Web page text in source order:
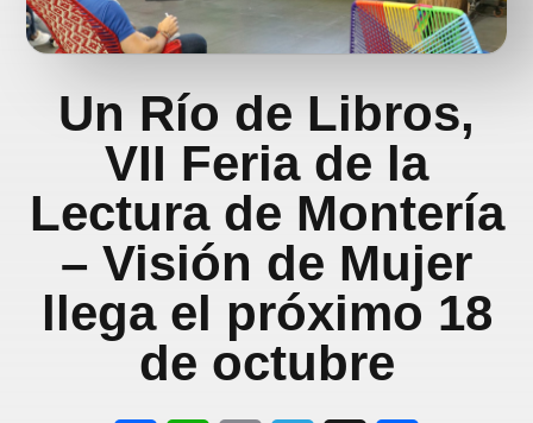
Un Río de Libros,
VII Feria de la
Lectura de Montería
– Visión de Mujer
llega el próximo 18
de octubre